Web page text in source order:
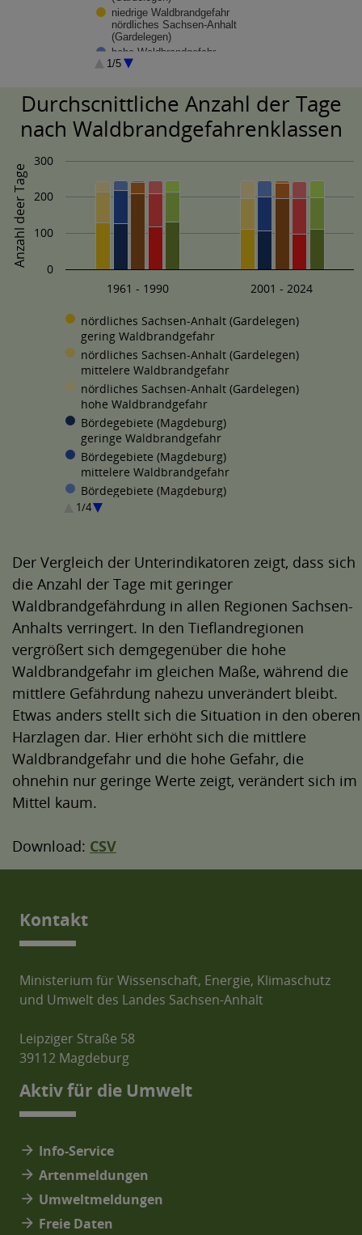
Kontakt
Ministerium für Wissenschaft, Energie, Klimaschutz
und Umwelt des Landes Sachsen-Anhalt
Leipziger Straße 58
39112 Magdeburg
Aktiv für die Umwelt
arrow_forward Info-Service
arrow_forward Artenmeldungen
arrow_forward Umweltmeldungen
arrow_forward Freie Daten